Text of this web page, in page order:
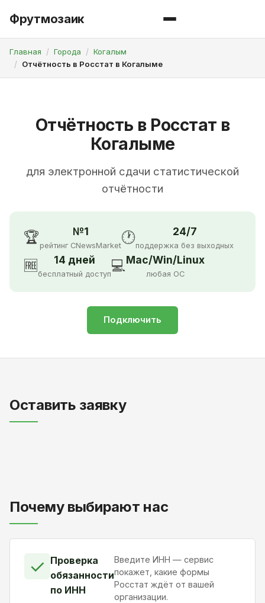
Фрутмозаик
Главная Города
Когалым
Отчётность в Росстат в Когалыме
Отчётность в Росстат в
Когалыме
для электронной сдачи статистической
отчётности
🏆 №1
рейтинг CNewsMarket🕐 24/7
поддержка без выходных
🆓 14 дней
бесплатный доступ💻Mac/Win/Linux
любая ОС
Подключить
Оставить заявку
Почему выбирают нас
✓ Проверка
обязанности
по ИНН
Введите ИНН — сервис
покажет, какие формы
Росстат ждёт от вашей
организации.